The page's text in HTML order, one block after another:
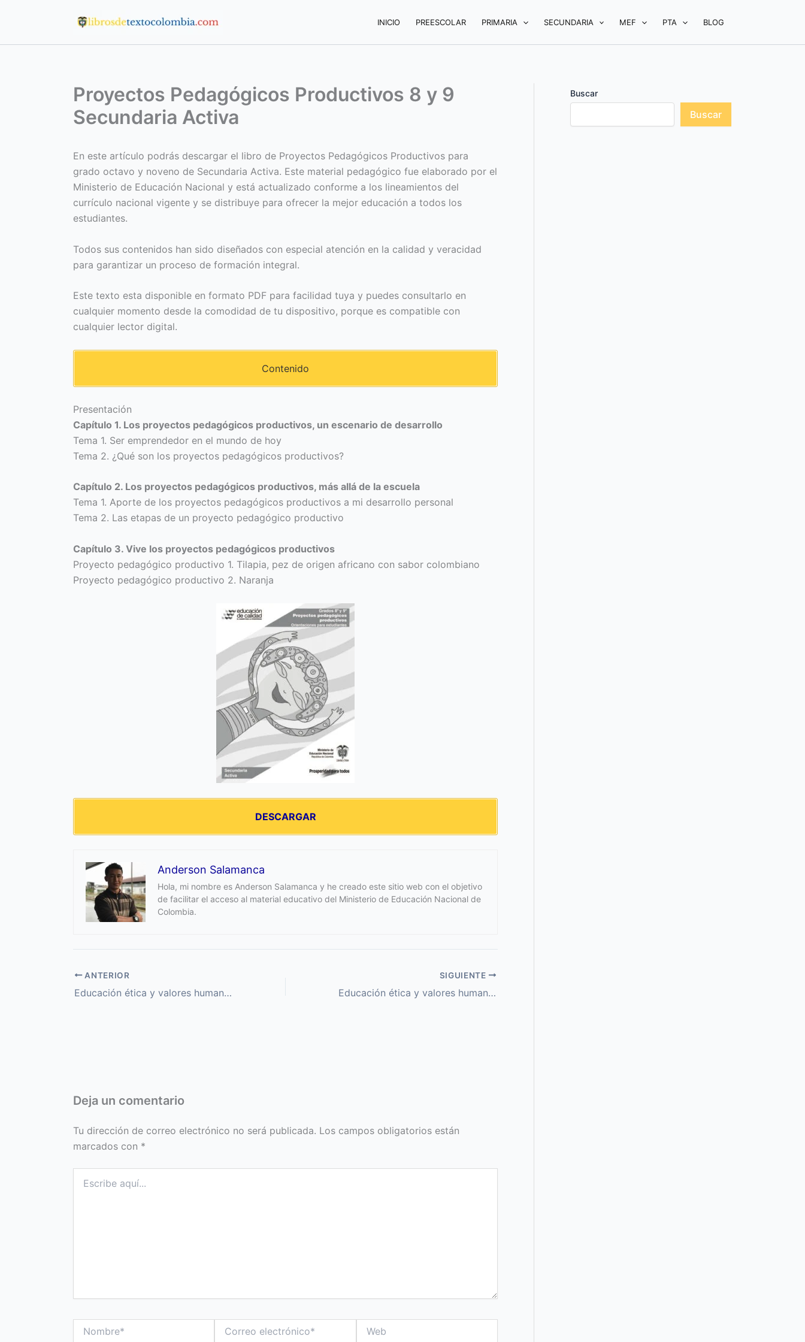
INICIO PREESCOLAR PRIMARIA SECUNDARIA MEF PTA BLOG
Proyectos Pedagógicos Productivos 8 y 9
Secundaria Activa
En este artículo podrás descargar el libro de Proyectos Pedagógicos Productivos para
grado octavo y noveno de Secundaria Activa. Este material pedagógico fue elaborado por el
Ministerio de Educación Nacional y está actualizado conforme a los lineamientos del
currículo nacional vigente y se distribuye para ofrecer la mejor educación a todos los
estudiantes.
Todos sus contenidos han sido diseñados con especial atención en la calidad y veracidad
para garantizar un proceso de formación integral.
Este texto esta disponible en formato PDF para facilidad tuya y puedes consultarlo en
cualquier momento desde la comodidad de tu dispositivo, porque es compatible con
cualquier lector digital.
Contenido
Presentación
Capítulo 1. Los proyectos pedagógicos productivos, un escenario de desarrollo
Tema 1. Ser emprendedor en el mundo de hoy
Tema 2. ¿Qué son los proyectos pedagógicos productivos?
Capítulo 2. Los proyectos pedagógicos productivos, más allá de la escuela
Tema 1. Aporte de los proyectos pedagógicos productivos a mi desarrollo personal
Tema 2. Las etapas de un proyecto pedagógico productivo
Capítulo 3. Vive los proyectos pedagógicos productivos
Proyecto pedagógico productivo 1. Tilapia, pez de origen africano con sabor colombiano
Proyecto pedagógico productivo 2. Naranja
DESCARGAR
Anderson Salamanca
Hola, mi nombre es Anderson Salamanca y he creado este sitio web con el objetivo
de facilitar el acceso al material educativo del Ministerio de Educación Nacional de
Colombia.
ANTERIOR
Educación ética y valores humanos 7 Secundaria Activa
SIGUIENTE
Educación ética y valores humanos 8 Secundaria Activa
Deja un comentario
Tu dirección de correo electrónico no será publicada. Los campos obligatorios están
marcados con *
aquí...
electrónico*
Buscar
Buscar